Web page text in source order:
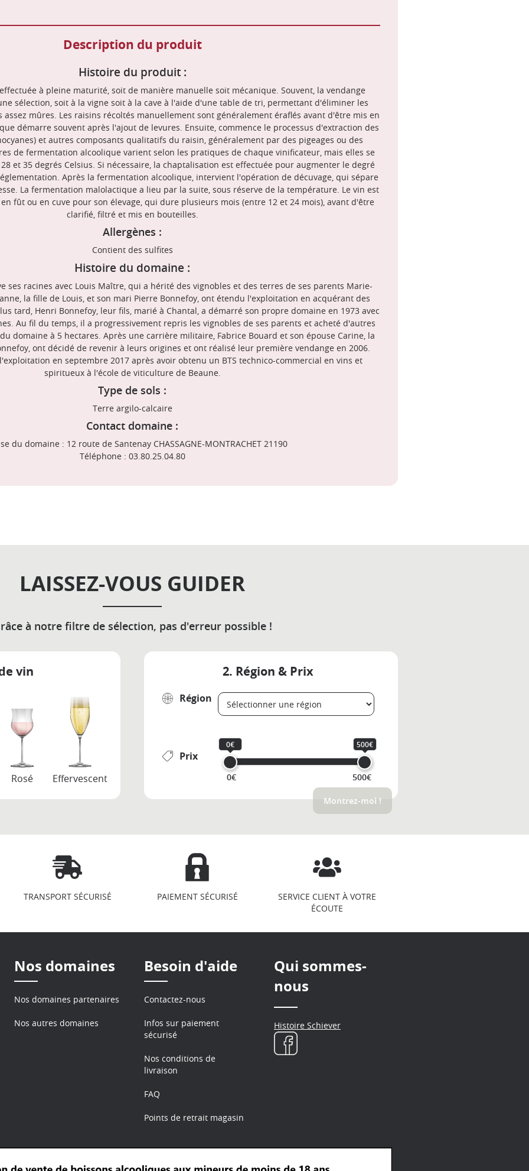
Description du produit
Histoire du produit :
à pleine maturité, soit de manière manuelle soit mécanique. Souvent, la vendange
sélection, soit à la vigne soit à la cave à l'aide d'une table de tri, permettant d'éliminer les
assez mûres. Les raisins récoltés manuellement sont généralement éraflés avant d'être mis en
démarre souvent après l'ajout de levures. Ensuite, commence le processus d'extraction des
et autres composants qualitatifs du raisin, généralement par des pigeages ou des
de fermentation alcoolique varient selon les pratiques de chaque vinificateur, mais elles se
et 35 degrés Celsius. Si nécessaire, la chaptalisation est effectuée pour augmenter le degré
Après la fermentation alcoolique, intervient l'opération de décuvage, qui sépare
La fermentation malolactique a lieu par la suite, sous réserve de la température. Le vin est
fût ou en cuve pour son élevage, qui dure plusieurs mois (entre 12 et 24 mois), avant d'être
clarifié, filtré et mis en bouteilles.
Allergènes :
Contient des sulfites
Histoire du domaine :
ses racines avec Louis Maître, qui a hérité des vignobles et des terres de ses parents Marie-
la fille de Louis, et son mari Pierre Bonnefoy, ont étendu l'exploitation en acquérant des
tard, Henri Bonnefoy, leur fils, marié à Chantal, a démarré son propre domaine en 1973 avec
Au fil du temps, il a progressivement repris les vignobles de ses parents et acheté d'autres
domaine à 5 hectares. Après une carrière militaire, Fabrice Bouard et son épouse Carine, la
ont décidé de revenir à leurs origines et ont réalisé leur première vendange en 2006.
en septembre 2017 après avoir obtenu un BTS technico-commercial en vins et
spiritueux à l'école de viticulture de Beaune.
Type de sols :
Terre argilo-calcaire
Contact domaine :
du domaine : 12 route de Santenay CHASSAGNE-MONTRACHET 21190
Téléphone : 03.80.25.04.80
LAISSEZ-VOUS GUIDER
à notre filtre de sélection, pas d'erreur possible !
vin
Rosé Effervescent
2. Région & Prix
Région
Prix
0€ 500€
0€ 500€
Montrez-moi !
TRANSPORT SÉCURISÉ PAIEMENT SÉCURISÉ
SERVICE CLIENT À VOTRE
ÉCOUTE
Nos domaines
Nos domaines partenaires
Nos autres domaines
Besoin d'aide
Contactez-nous
Infos sur paiement
sécurisé
Nos conditions de
livraison
FAQ
Points de retrait magasin
Qui sommes-
nous
Histoire Schiever